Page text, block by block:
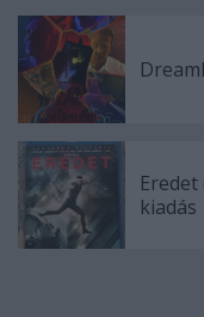
kiadás